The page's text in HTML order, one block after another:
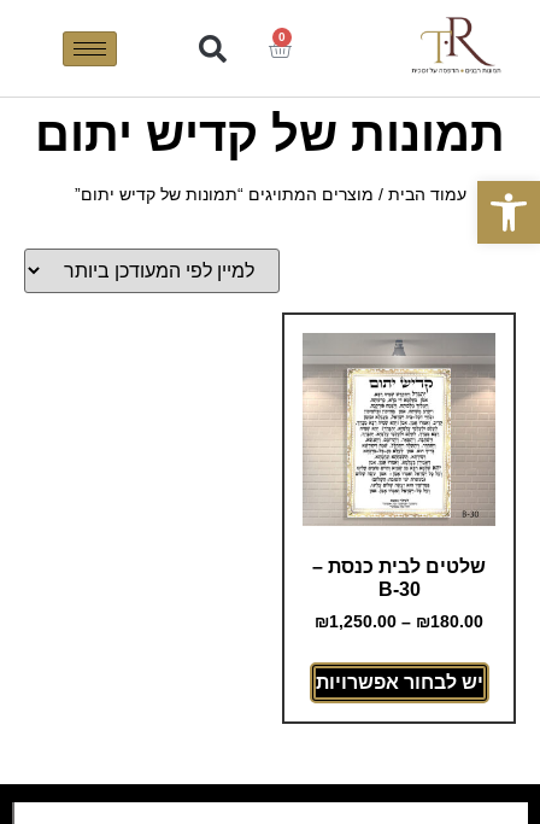
פתח סרגל נגישות
0
תמונות של קדיש יתום
עמוד הבית / מוצרים המתויגים “תמונות של קדיש יתום”
שלטים לבית כנסת –
B-30
₪180.00
–
₪1,250.00
יש לבחור אפשרויות